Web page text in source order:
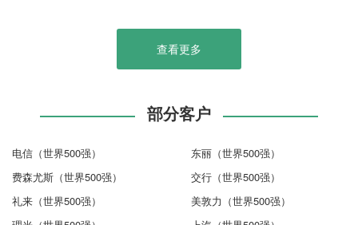
查看更多
部分客户
电信（世界500强）
东丽（世界500强）
费森尤斯（世界500强）
交行（世界500强）
礼来（世界500强）
美敦力（世界500强）